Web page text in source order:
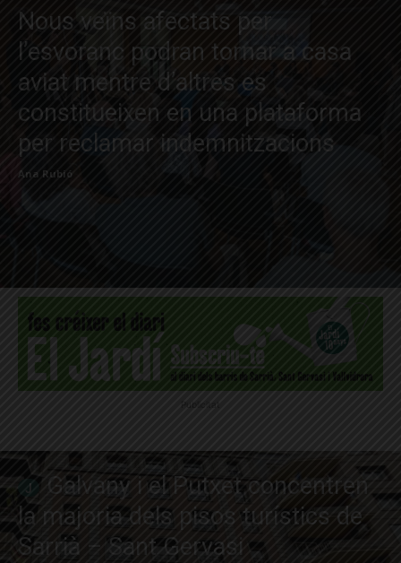
Nous veïns afectats per
l’esvoranc podran tornar a casa
aviat mentre d’altres es
constitueixen en una plataforma
per reclamar indemnitzacions
Ana Rubió
Publicitat
Galvany i el Putxet concentren
la majoria dels pisos turístics de
Sarrià – Sant Gervasi